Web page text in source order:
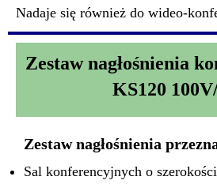
Nadaje się również do wideo-
Zestaw nagłośnienia
KS120
Zestaw nagłośnienia
Sal konferencyjnych o